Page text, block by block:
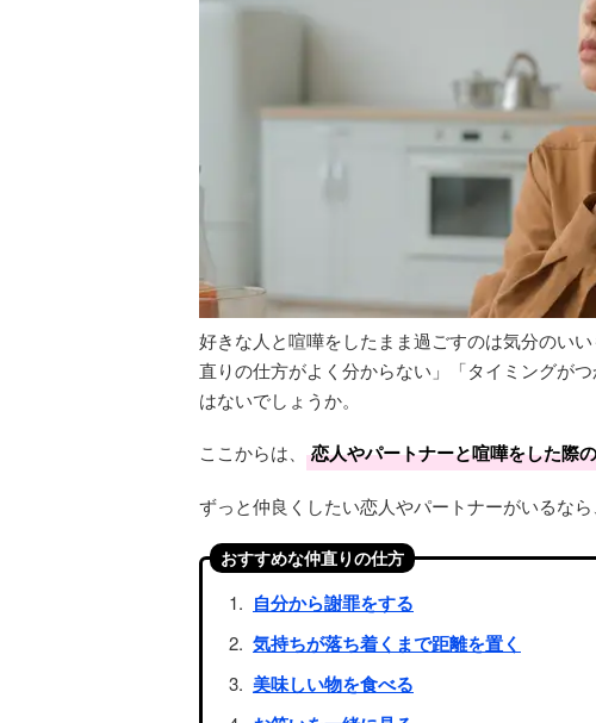
好きな人と喧嘩をしたまま過ごすのは気分のい
直りの仕方がよく分からない」「タイミングが
はないでしょうか。
ここからは、 恋人やパートナーと喧嘩をした際
ずっと仲良くしたい恋人やパートナーがいるな
おすすめな仲直りの仕方
自分から謝罪をする
気持ちが落ち着くまで距離を置く
美味しい物を食べる